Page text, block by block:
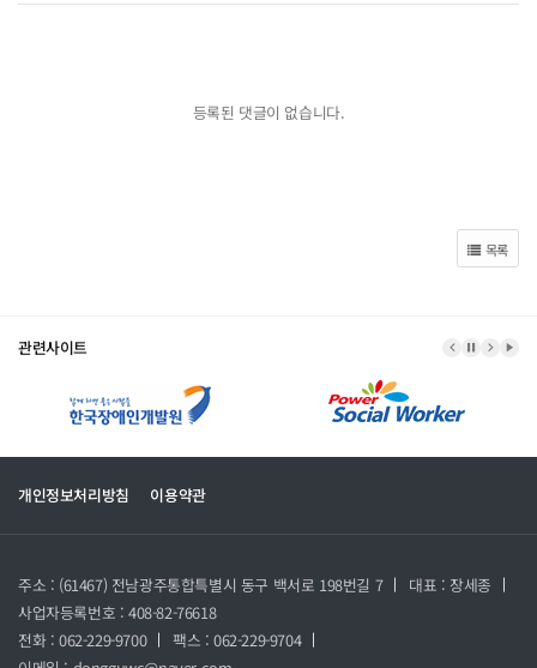
등록된 댓글이 없습니다.
목록
관련사이트 이전 배너
배너 정지
다음배
개인정보처리방침 이용약관
주소 : (61467) 전남광주통합특별시 동구 백서로 198번길 7
대표 : 장세종
사업자등록번호 : 408-82-76618
전화 : 062-229-9700
팩스 : 062-229-9704